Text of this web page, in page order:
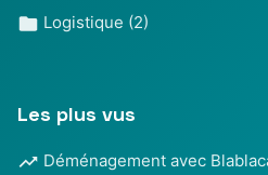
Logistique (2)
Les plus vus
Déménagement avec